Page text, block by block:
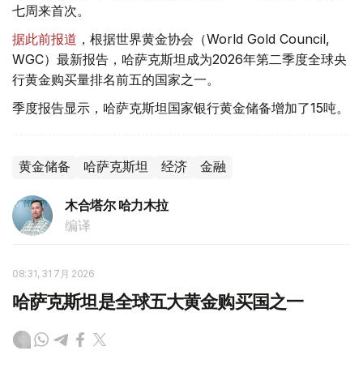
七周来首次。
据此前报道 ，根据世界黄金协会（World Gold Council,
WGC）最新报告，哈萨克斯坦成为2026年第二季度全球央
行黄金购买量排名前五的国家之一。
季度报告显示，哈萨克斯坦国家银行黄金储备增加了15吨。
黄金储备 哈萨克斯坦 经济 金融
木合塔尔 哈力木拉
编译
08:31, 31 7月 2026
哈萨克斯坦是全球五大黄金购买国之一